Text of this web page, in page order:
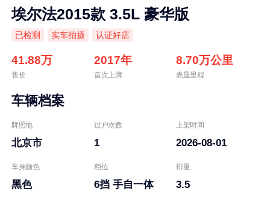
埃尔法2015款 3.5L 豪华版
已检测 实车拍摄 认证好店
41.88万
售价
2017年
首次上牌
8.70万公里
表显里程
车辆档案
牌照地
北京市
过户次数
1
上架时间
2026-08-01
车身颜色
黑色
档位
6挡 手自一体
排量
3.5